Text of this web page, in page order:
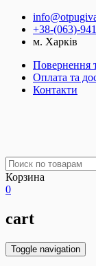
+38-(063)-
м. Харків
Повернення
Оплата та
Контакти
Корзина
0
cart
Toggle navigation